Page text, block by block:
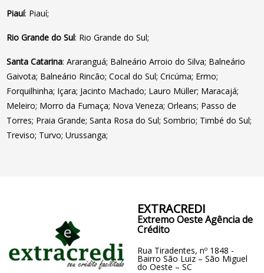
Piauí: Piauí;
Rio Grande do Sul: Rio Grande do Sul;
Santa Catarina: Araranguá; Balneário Arroio do Silva; Balneário
Gaivota; Balneário Rincão; Cocal do Sul; Cricúma; Ermo;
Forquilhinha; Içara; Jacinto Machado; Lauro Müller; Maracajá;
Meleiro; Morro da Fumaça; Nova Veneza; Orleans; Passo de
Torres; Praia Grande; Santa Rosa do Sul; Sombrio; Timbé do Sul;
Treviso; Turvo; Urussanga;
EXTRACREDI
Extremo Oeste Agência de
Crédito
Rua Tiradentes, nº 1848 -
Bairro São Luiz – São Miguel
do Oeste – SC